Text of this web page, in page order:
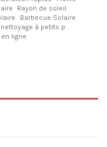
Rayon de soleil
Barbecue Solaire
à petits p
ligne